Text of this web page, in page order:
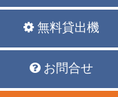
無料貸出機
お問合せ